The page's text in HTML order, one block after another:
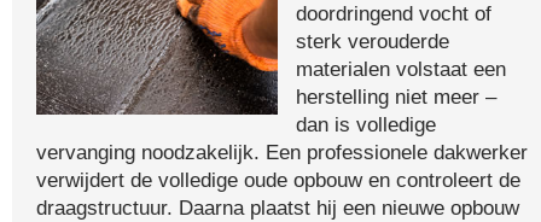
doordringend vocht of
sterk verouderde
materialen volstaat een
herstelling niet meer –
dan is volledige
vervanging noodzakelijk. Een professionele dakwerker
verwijdert de volledige oude opbouw en controleert de
draagstructuur. Daarna plaatst hij een nieuwe opbouw